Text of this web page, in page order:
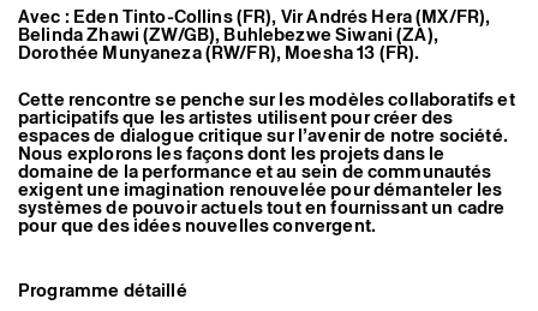
Programmation éditoriale
Médiation
Publics associés
Les Nouveaux Commanditaires
Artistes résident·es et associé·es
Résident·es
Artistes associé·es
Hors-les-murs
Ancien·nes résident·es et artistes associé·es
Avec : Eden Tinto-Collins (FR), Vir Andrés Hera (MX/FR),
Belinda Zhawi (ZW/GB), Buhlebezwe Siwani (ZA),
Dorothée Munyaneza (RW/FR), Moesha 13 (FR).
Cette rencontre se penche sur les modèles collaboratifs et
participatifs que les artistes utilisent pour créer des
espaces de dialogue critique sur l’avenir de notre société.
Nous explorons les façons dont les projets dans le
domaine de la performance et au sein de communautés
exigent une imagination renouvelée pour démanteler les
systèmes de pouvoir actuels tout en fournissant un cadre
pour que des idées nouvelles convergent.
Programme détaillé